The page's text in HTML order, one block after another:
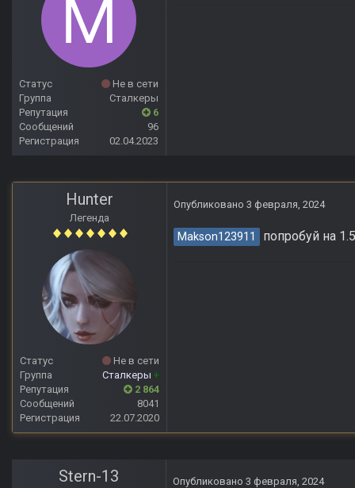
Статус
Не в сети
Группа
Сталкеры
Репутация
6
Сообщений
96
Регистрация
02.04.2023
Hunter
Легенда
Статус
Не в сети
Группа
Сталкеры +
Репутация
2 864
Сообщений
8041
Регистрация
22.07.2020
Опубликовано 3 февраля, 2024
Makson123911 попробуй на
Stern-13 Опубликовано 3 февраля, 2024